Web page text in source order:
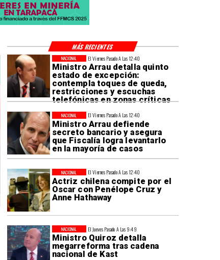
El Viernes Pasado A Las 12:40
Ministro Arrau detalla quinto
estado de excepción:
contempla toques de queda,
restricciones y escuchas
telefónicas en zonas críticas
NACIONAL
El Viernes Pasado A Las 12:40
Ministro Arrau defiende
secreto bancario y asegura
que Fiscalía logra levantarlo
en la mayoría de casos
NACIONAL
El Viernes Pasado A Las 12:40
Actriz chilena compite por el
Oscar con Penélope Cruz y
Anne Hathaway
NACIONAL
El Jueves Pasado A Las 9:49
Ministro Quiroz detalla
megarreforma tras cadena
nacional de Kast
NACIONAL
MÁS RECIENTES